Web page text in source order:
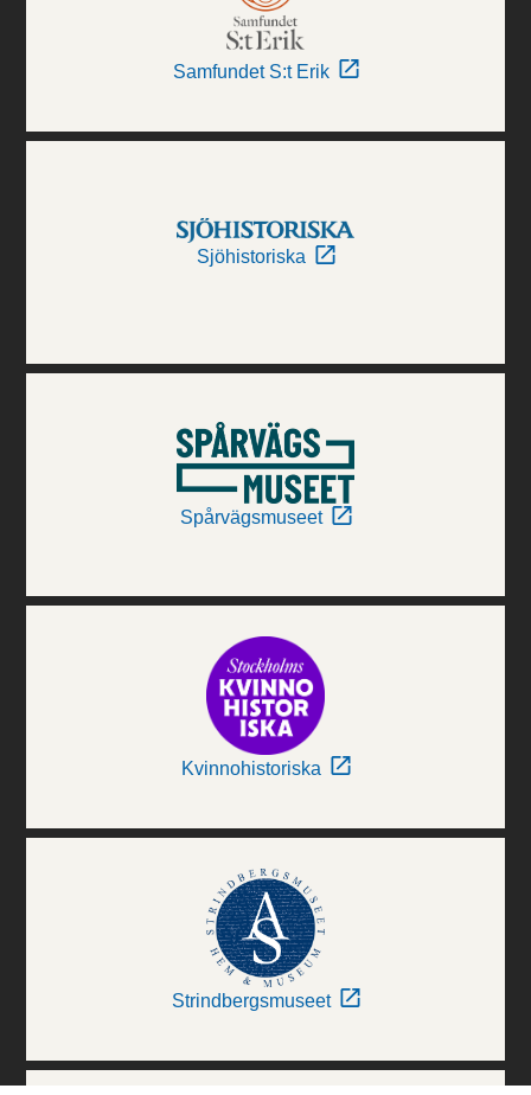
Samfundet S:t Erik
Sjöhistoriska
Spårvägsmuseet
Kvinnohistoriska
Strindbergsmuseet